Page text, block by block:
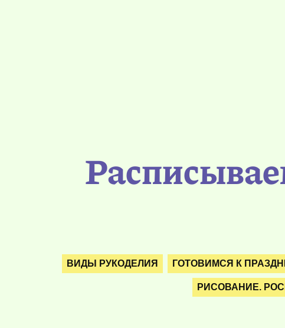
ВИДЫ РУКОДЕЛИЯ ГОТОВИМСЯ К
РИСОВАНИЕ.